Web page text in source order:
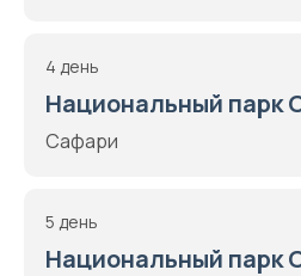
4 день
Национальный парк
Сафари
5 день
Национальный парк